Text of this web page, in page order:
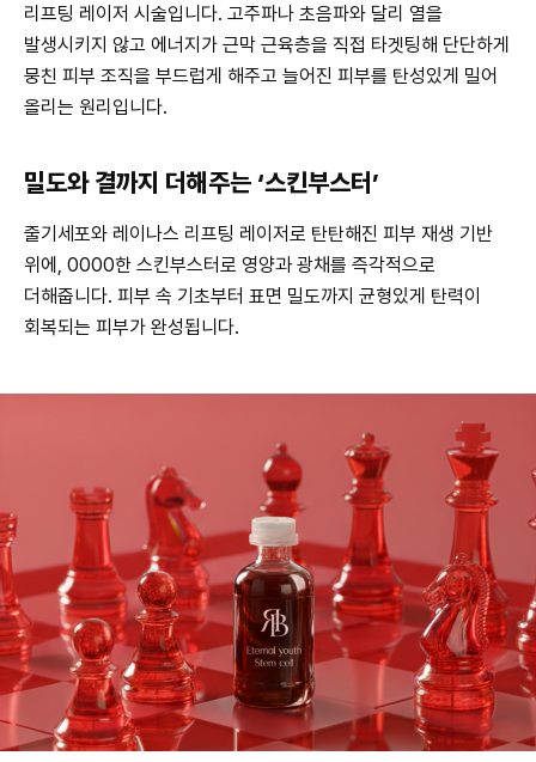
리프팅 레이저 시술입니다. 고주파나 초음파와 달리 열을
발생시키지 않고 에너지가 근막 근육층을 직접 타겟팅해 단단하게
뭉친 피부 조직을 부드럽게 해주고 늘어진 피부를 탄성있게 밀어
올리는 원리입니다.
밀도와 결까지 더해주는 ‘스킨부스터’
줄기세포와 레이나스 리프팅 레이저로 탄탄해진 피부 재생 기반
위에, 0000한 스킨부스터로 영양과 광채를 즉각적으로
더해줍니다. 피부 속 기초부터 표면 밀도까지 균형있게 탄력이
회복되는 피부가 완성됩니다.